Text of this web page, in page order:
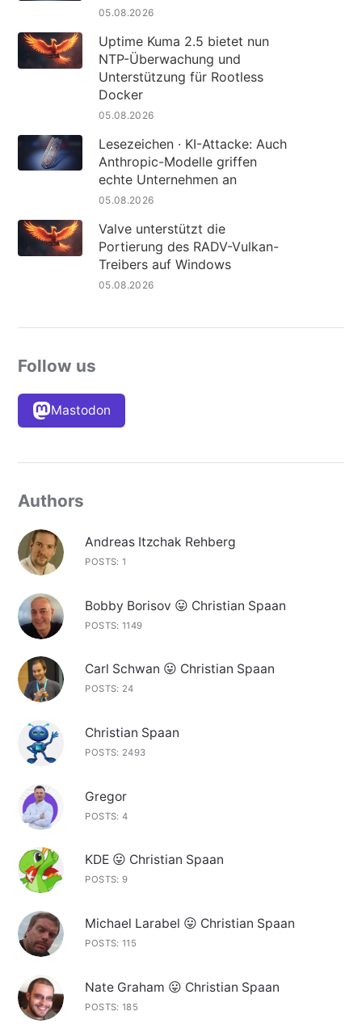
05.08.2026
Uptime Kuma 2.5 bietet nun
NTP-Überwachung und
Unterstützung für Rootless
Docker
05.08.2026
Lesezeichen · KI-Attacke: Auch
Anthropic-Modelle griffen
echte Unternehmen an
05.08.2026
Valve unterstützt die
Portierung des RADV-Vulkan-
Treibers auf Windows
05.08.2026
Follow us
Mastodon
Authors
Andreas Itzchak Rehberg
POSTS: 1
Bobby Borisov 😛 Christian Spaan
POSTS: 1149
Carl Schwan 😛 Christian Spaan
POSTS: 24
Christian Spaan
POSTS: 2493
Gregor
POSTS: 4
KDE 😛 Christian Spaan
POSTS: 9
Michael Larabel 😛 Christian Spaan
POSTS: 115
Nate Graham 😛 Christian Spaan
POSTS: 185